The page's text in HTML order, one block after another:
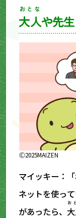
大人
おとな
や先
Ⓒ2025MAIZEN
マイッキー：
ネットを使っ
があったら、
お